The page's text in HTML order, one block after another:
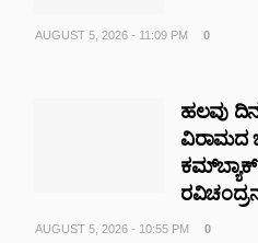
AUGUST 5, 2026 - 11:09 PM 0
ಹಲವು
ವಿರಾಮದ
ಕಮ್‌ಬ್ಯಾಕ್
AUGUST 5, 2026 - 10:55 PM 0